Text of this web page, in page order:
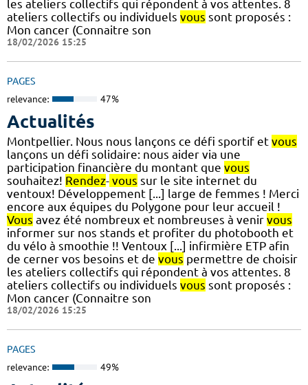
les ateliers collectifs qui répondent à vos attentes. 8
ateliers collectifs ou individuels vous sont proposés :
Mon cancer (Connaitre son
18/02/2026 15:25
PAGES
relevance: 47%
Actualités
Montpellier. Nous nous lançons ce défi sportif et vous
lançons un défi solidaire: nous aider via une
participation financière du montant que vous
souhaitez! Rendez- vous sur le site internet du
ventoux! Développement [...] large de femmes ! Merci
encore aux équipes du Polygone pour leur accueil !
Vous avez été nombreux et nombreuses à venir vous
informer sur nos stands et profiter du photobooth et
du vélo à smoothie !! Ventoux [...] infirmière ETP afin
de cerner vos besoins et de vous permettre de choisir
les ateliers collectifs qui répondent à vos attentes. 8
ateliers collectifs ou individuels vous sont proposés :
Mon cancer (Connaitre son
18/02/2026 15:25
PAGES
relevance: 49%